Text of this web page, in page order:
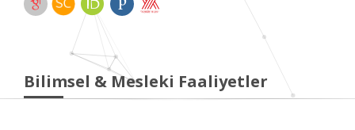
Bilimsel & Mesleki Faaliyetler